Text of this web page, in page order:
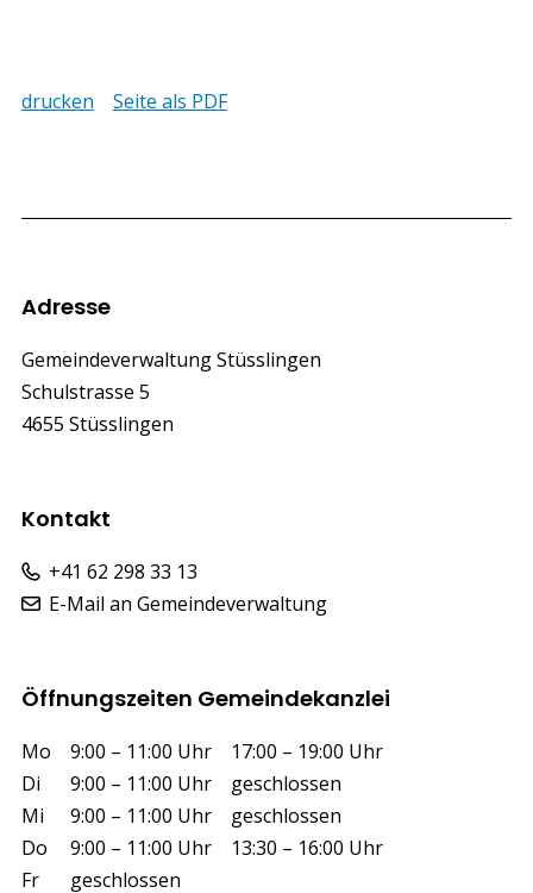
drucken Seite als PDF
Footer
Adresse
Gemeindeverwaltung Stüsslingen
Schulstrasse 5
4655 Stüsslingen
Kontakt
+41 62 298 33 13
E-Mail an Gemeindeverwaltung
Öffnungszeiten Gemeindekanzlei
Wochentag Vormittag Nachmittag
Mo 9:00 – 11:00 Uhr
17:00 – 19:00 Uhr
Di
9:00 – 11:00 Uhr
geschlossen
Mi
9:00 – 11:00 Uhr
geschlossen
Do
9:00 – 11:00 Uhr
13:30 – 16:00 Uhr
Fr
geschlossen